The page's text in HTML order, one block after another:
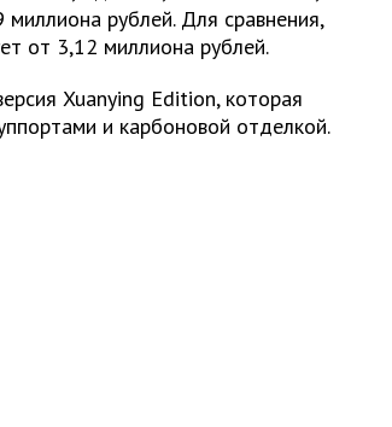
рублей. Для сравнения,
от 3,12 миллиона рублей.
Xuanying Edition, которая
и карбоновой отделкой.